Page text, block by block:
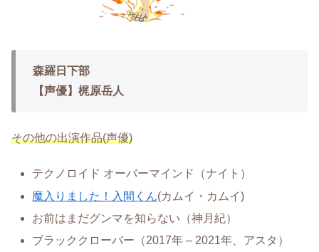
森羅日下部
【声優】梶原岳人
その他の出演作品(声優)
テクノロイド オーバーマインド（ナイト）
魔入りました！入間くん(カムイ・カムイ)
お前はまだグンマを知らない（神月紀）
ブラッククローバー（2017年 – 2021年、アスタ）